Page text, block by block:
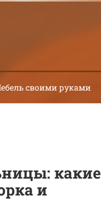
своими руками
какие
и